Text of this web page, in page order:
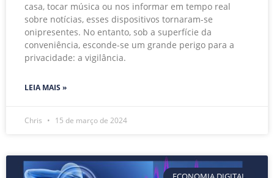
casa, tocar música ou nos informar em tempo real
sobre notícias, esses dispositivos tornaram-se
onipresentes. No entanto, sob a superfície da
conveniência, esconde-se um grande perigo para a
privacidade: a vigilância.
LEIA MAIS »
Chris 15 de março de 2024